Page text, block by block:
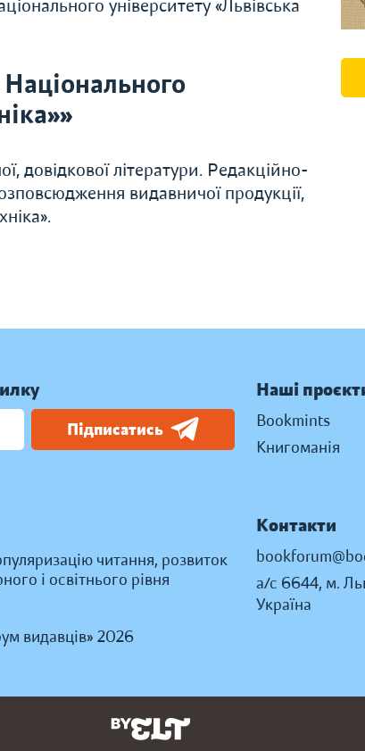
університету «Львівська
довідкової літератури. Редакційно-
видавничої продукції,
Підписатись
читання, розвиток
і освітнього рівня
видавців» 2026
Наші
Bookmints
Книгоманія
Контакти
а/с 6644, м.
Україна